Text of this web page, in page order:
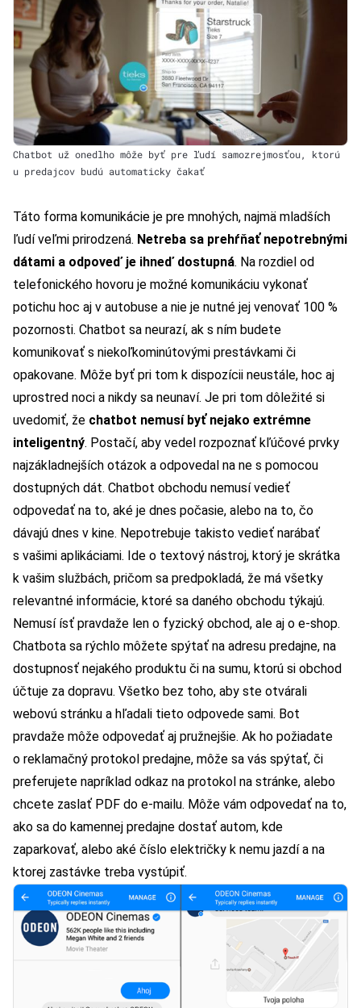
Chatbot už onedlho môže byť pre ľudí samozrejmosťou, ktorú
u predajcov budú automaticky čakať
Táto forma komunikácie je pre mnohých, najmä mladších
ľudí veľmi prirodzená. Netreba sa prehŕňať nepotrebnými
dátami a odpoveď je ihneď dostupná. Na rozdiel od
telefonického hovoru je možné komunikáciu vykonať
potichu hoc aj v autobuse a nie je nutné jej venovať 100 %
pozornosti. Chatbot sa neurazí, ak s ním budete
komunikovať s niekoľkominútovými prestávkami či
opakovane. Môže byť pri tom k dispozícii neustále, hoc aj
uprostred noci a nikdy sa neunaví. Je pri tom dôležité si
uvedomiť, že chatbot nemusí byť nejako extrémne
inteligentný. Postačí, aby vedel rozpoznať kľúčové prvky
najzákladnejších otázok a odpovedal na ne s pomocou
dostupných dát. Chatbot obchodu nemusí vedieť
odpovedať na to, aké je dnes počasie, alebo na to, čo
dávajú dnes v kine. Nepotrebuje takisto vedieť narábať
s vašimi aplikáciami. Ide o textový nástroj, ktorý je skrátka
k vašim službách, pričom sa predpokladá, že má všetky
relevantné informácie, ktoré sa daného obchodu týkajú.
Nemusí ísť pravdaže len o fyzický obchod, ale aj o e-shop.
Chatbota sa rýchlo môžete spýtať na adresu predajne, na
dostupnosť nejakého produktu či na sumu, ktorú si obchod
účtuje za dopravu. Všetko bez toho, aby ste otvárali
webovú stránku a hľadali tieto odpovede sami. Bot
pravdaže môže odpovedať aj pružnejšie. Ak ho požiadate
o reklamačný protokol predajne, môže sa vás spýtať, či
preferujete napríklad odkaz na protokol na stránke, alebo
chcete zaslať PDF do e-mailu. Môže vám odpovedať na to,
ako sa do kamennej predajne dostať autom, kde
zaparkovať, alebo aké číslo električky k nemu jazdí a na
ktorej zastávke treba vystúpiť.